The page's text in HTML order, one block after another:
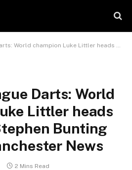
Luke Littler heads line-up as Stephen Bunting returns | Manchester News
Darts: World
Littler heads
Bunting
News
2 Mins Read